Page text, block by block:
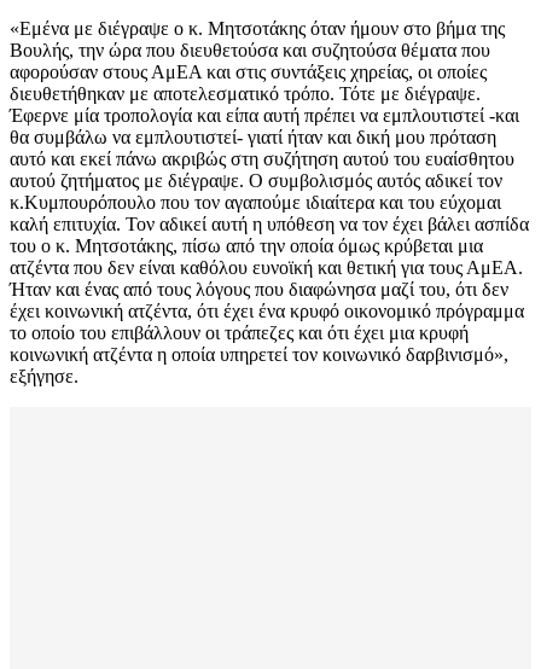
«Εμένα με διέγραψε ο κ. Μητσοτάκης όταν ήμουν στο βήμα της
Βουλής, την ώρα που διευθετούσα και συζητούσα θέματα που
αφορούσαν στους ΑμΕΑ και στις συντάξεις χηρείας, οι οποίες
διευθετήθηκαν με αποτελεσματικό τρόπο. Τότε με διέγραψε.
Έφερνε μία τροπολογία και είπα αυτή πρέπει να εμπλουτιστεί -και
θα συμβάλω να εμπλουτιστεί- γιατί ήταν και δική μου πρόταση
αυτό και εκεί πάνω ακριβώς στη συζήτηση αυτού του ευαίσθητου
αυτού ζητήματος με διέγραψε. Ο συμβολισμός αυτός αδικεί τον
κ.Κυμπουρόπουλο που τον αγαπούμε ιδιαίτερα και του εύχομαι
καλή επιτυχία. Τον αδικεί αυτή η υπόθεση να τον έχει βάλει ασπίδα
του ο κ. Μητσοτάκης, πίσω από την οποία όμως κρύβεται μια
ατζέντα που δεν είναι καθόλου ευνοϊκή και θετική για τους ΑμΕΑ.
Ήταν και ένας από τους λόγους που διαφώνησα μαζί του, ότι δεν
έχει κοινωνική ατζέντα, ότι έχει ένα κρυφό οικονομικό πρόγραμμα
το οποίο του επιβάλλουν οι τράπεζες και ότι έχει μια κρυφή
κοινωνική ατζέντα η οποία υπηρετεί τον κοινωνικό δαρβινισμό»,
εξήγησε.